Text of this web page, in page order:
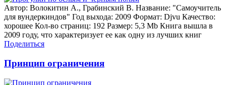
Автор: Волокитин А., Грабинский В. Название: "Самоучитель
для вундеркиндов" Год выхода: 2009 Формат: Djvu Качество:
хорошее Кол-во страниц: 192 Размер: 5,3 Mb Книга вышла в
2009 году, что характеризует ее как одну из лучших книг
Поделиться
Принцип ограничения